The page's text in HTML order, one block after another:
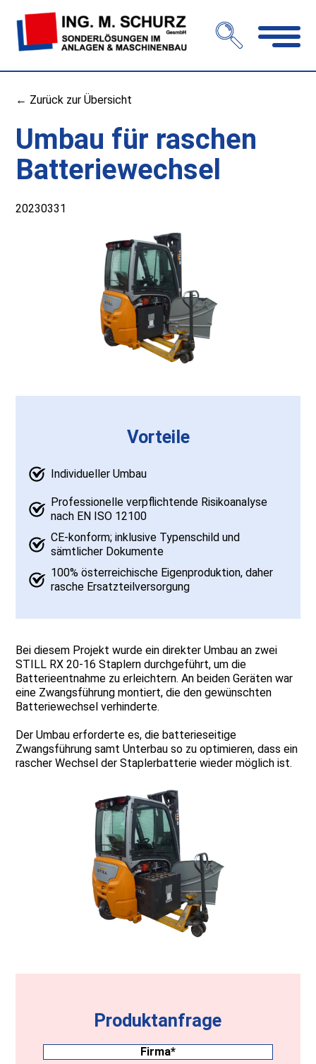
← Zurück zur Übersicht
Umbau für raschen
Batteriewechsel
20230331
Vorteile
Individueller Umbau
Professionelle verpflichtende Risikoanalyse
nach EN ISO 12100
CE-konform; inklusive Typenschild und
sämtlicher Dokumente
100% österreichische Eigenproduktion, daher
rasche Ersatzteilversorgung
Bei diesem Projekt wurde ein direkter Umbau an zwei
STILL RX 20-16 Staplern durchgeführt, um die
Batterieentnahme zu erleichtern. An beiden Geräten war
eine Zwangsführung montiert, die den gewünschten
Batteriewechsel verhinderte.
Der Umbau erforderte es, die batterieseitige
Zwangsführung samt Unterbau so zu optimieren, dass ein
rascher Wechsel der Staplerbatterie wieder möglich ist.
Produktanfrage
Firma(erforderlich)